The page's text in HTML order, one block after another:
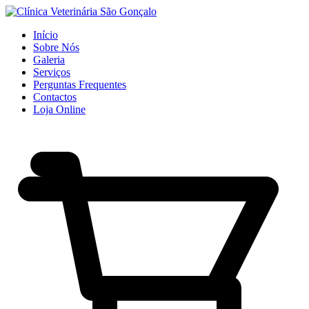
Início
Sobre Nós
Galeria
Serviços
Perguntas Frequentes
Contactos
Loja Online